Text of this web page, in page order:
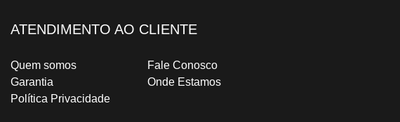
ATENDIMENTO AO CLIENTE
Quem somos
Garantia
Política Privacidade
Fale Conosco
Onde Estamos